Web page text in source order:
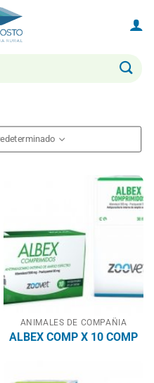
ANIMALES DE COMPAÑIA
ALBEX COMP X 10 COMP